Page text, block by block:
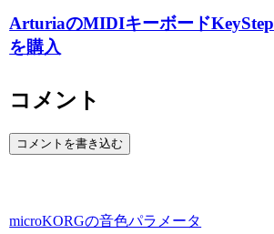
ArturiaのMIDIキーボードKeyStep
を購入
コメント
コメントを書き込む
microKORGの音色パラメータ